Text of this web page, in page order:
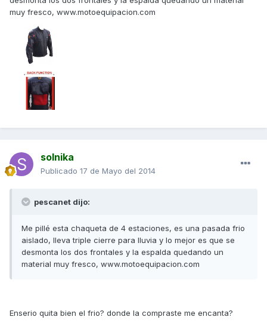
muy fresco, www.motoequipacion.com
solnika
Publicado 17 de Mayo del 2014
pescanet dijo:
Me pillé esta chaqueta de 4 estaciones, es una pasada frio
aislado, lleva triple cierre para lluvia y lo mejor es que se
desmonta los dos frontales y la espalda quedando un
material muy fresco, www.motoequipacion.com
Enserio quita bien el frio? donde la compraste me encanta?